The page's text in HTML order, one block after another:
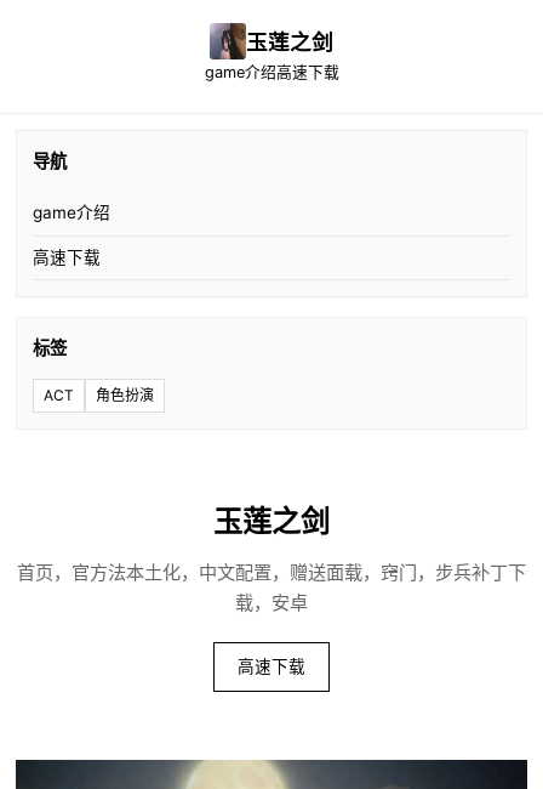
玉莲之剑
game介绍高速下载
导航
game介绍
高速下载
标签
ACT 角色扮演
玉莲之剑
首页，官方法本土化，中文配置，赠送面载，窍门，步兵补丁下
载，安卓
高速下载